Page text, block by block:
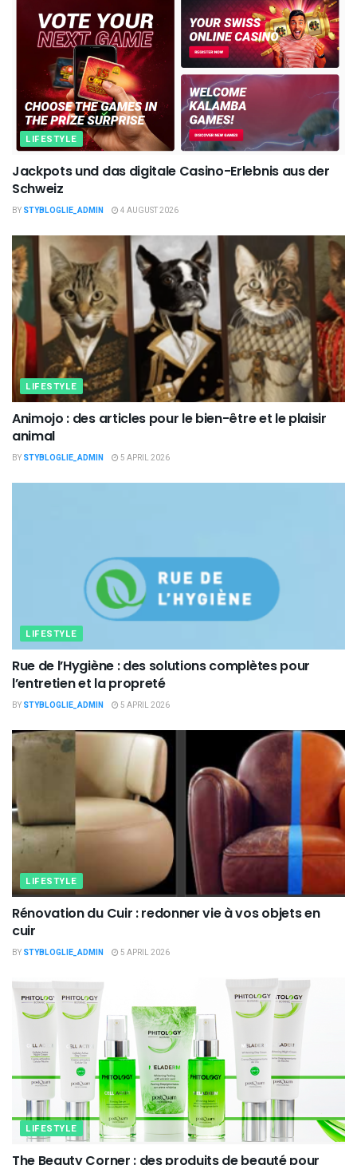
LIFESTYLE
Jackpots und das digitale Casino-Erlebnis aus der
Schweiz
BY STYBLOGLIE_ADMIN 4 AUGUST 2026
LIFESTYLE
Animojo : des articles pour le bien-être et le plaisir
animal
BY STYBLOGLIE_ADMIN 5 APRIL 2026
LIFESTYLE
Rue de l’Hygiène : des solutions complètes pour
l’entretien et la propreté
BY STYBLOGLIE_ADMIN 5 APRIL 2026
LIFESTYLE
Rénovation du Cuir : redonner vie à vos objets en
cuir
BY STYBLOGLIE_ADMIN 5 APRIL 2026
LIFESTYLE
The Beauty Corner : des produits de beauté pour